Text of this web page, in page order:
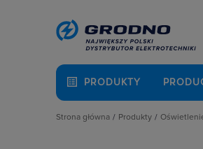
PRODUKTY
Strona główna
Produkty